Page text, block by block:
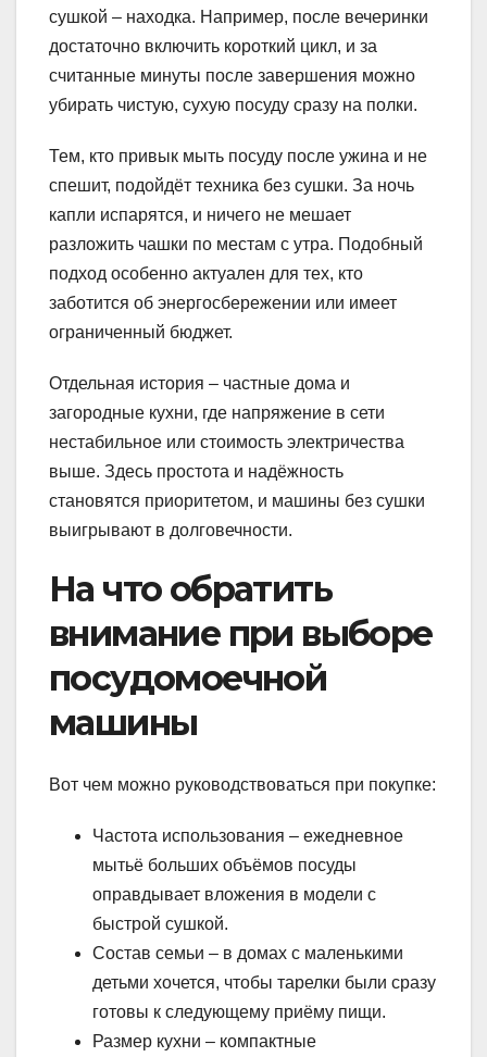
сушкой – находка. Например, после вечеринки
достаточно включить короткий цикл, и за
считанные минуты после завершения можно
убирать чистую, сухую посуду сразу на полки.
Тем, кто привык мыть посуду после ужина и не
спешит, подойдёт техника без сушки. За ночь
капли испарятся, и ничего не мешает
разложить чашки по местам с утра. Подобный
подход особенно актуален для тех, кто
заботится об энергосбережении или имеет
ограниченный бюджет.
Отдельная история – частные дома и
загородные кухни, где напряжение в сети
нестабильное или стоимость электричества
выше. Здесь простота и надёжность
становятся приоритетом, и машины без сушки
выигрывают в долговечности.
На что обратить
внимание при выборе
посудомоечной
машины
Вот чем можно руководствоваться при покупке:
Частота использования – ежедневное
мытьё больших объёмов посуды
оправдывает вложения в модели с
быстрой сушкой.
Состав семьи – в домах с маленькими
детьми хочется, чтобы тарелки были сразу
готовы к следующему приёму пищи.
Размер кухни – компактные